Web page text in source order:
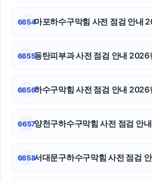
6654마포하수구막힘 사전 점검 안내
6655동탄피부과 사전 점검 안내
6656하수구막힘 사전 점검 안내
6657양천구하수구막힘 사전 점검 안
6658서대문구하수구막힘 사전 점검